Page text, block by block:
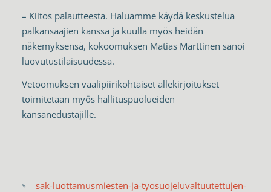
– Kiitos palautteesta. Haluamme käydä keskustelua
palkansaajien kanssa ja kuulla myös heidän
näkemyksensä, kokoomuksen Matias Marttinen sanoi
luovutustilaisuudessa.
Vetoomuksen vaalipiirikohtaiset allekirjoitukset
toimitetaan myös hallituspuolueiden
kansanedustajille.
sak-luottamusmiesten-ja-tyosuojeluvaltuutettujen-